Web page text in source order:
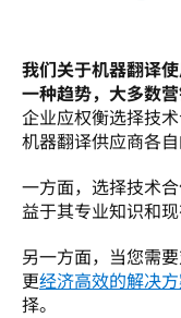
我们关于机器翻译
一种趋势，大多数
企业应权衡选择技
机器翻译供应商各自
一方面，选择技术
益于其专业知识和
另一方面，当您需
更经济高效的解决
择。